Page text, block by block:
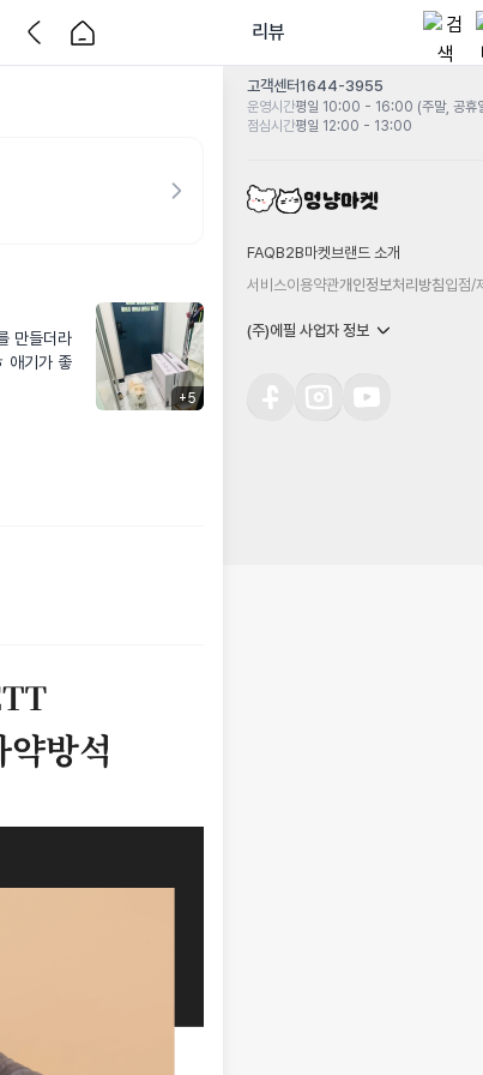
리뷰
+5
만들더라
애기가 좋
고객센터1644-3955
운영시간평일 10:00 - 16:00 (주말, 공휴
점심시간평일 12:00 - 13:00
FAQB2B마켓 브랜드 소개
서비스이용약관개인정보처리방침입점/
(주)에필 사업자 정보